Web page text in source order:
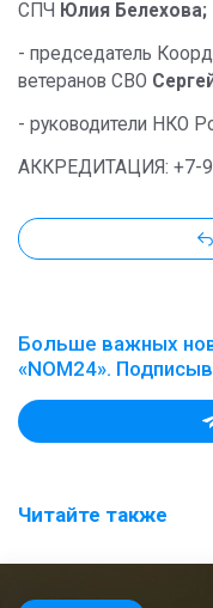
СПЧ Юлия Белехова;
- председатель
ветеранов СВО
- руководители НКО
АККРЕДИТАЦИЯ: +7-
Больше важных
«NOM24».
Читайте также